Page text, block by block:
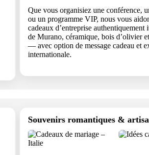
Que vous organisiez une conférence,
ou un programme VIP, nous vous
cadeaux d’entreprise authentiquement
de Murano, céramique, bois d’olivier
— avec option de message cadeau et
internationale.
Souvenirs romantiques &